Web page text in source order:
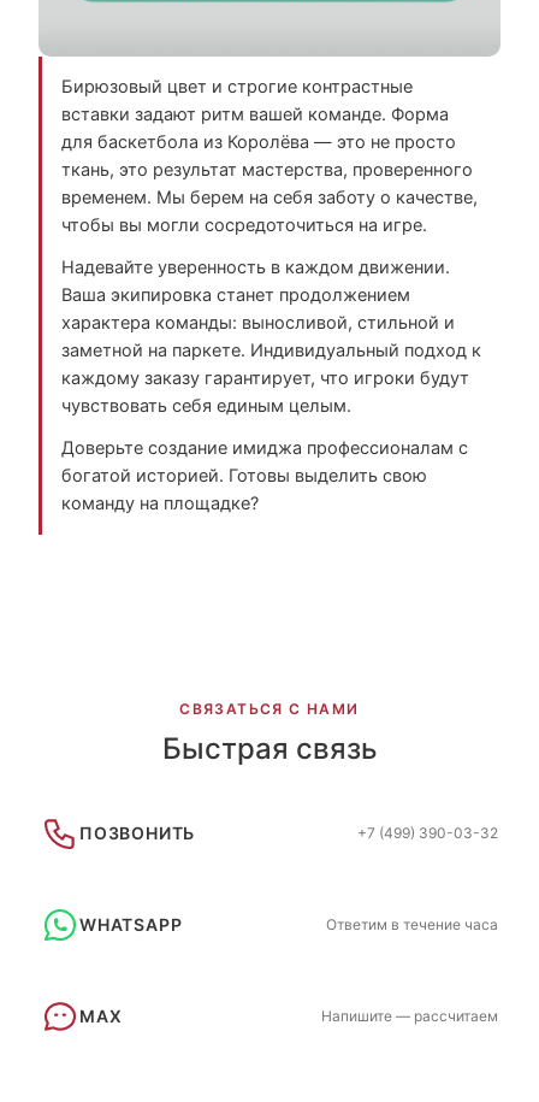
Бирюзовый цвет и строгие контрастные
вставки задают ритм вашей команде. Форма
для баскетбола из Королёва — это не просто
ткань, это результат мастерства, проверенного
временем. Мы берем на себя заботу о качестве,
чтобы вы могли сосредоточиться на игре.
Надевайте уверенность в каждом движении.
Ваша экипировка станет продолжением
характера команды: выносливой, стильной и
заметной на паркете. Индивидуальный подход к
каждому заказу гарантирует, что игроки будут
чувствовать себя единым целым.
Доверьте создание имиджа профессионалам с
богатой историей. Готовы выделить свою
команду на площадке?
СВЯЗАТЬСЯ С НАМИ
Быстрая связь
ПОЗВОНИТЬ +7 (499) 390-03-32
WHATSAPP Ответим в течение часа
MAX Напишите — рассчитаем